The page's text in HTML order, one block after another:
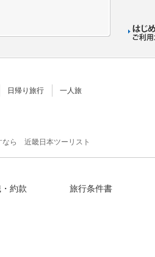
日帰り旅行 一人旅
なら 近畿日本ツーリスト
約款 旅行条件書